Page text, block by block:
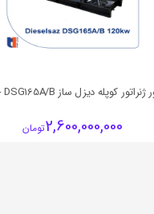
2,600,000,000تومان